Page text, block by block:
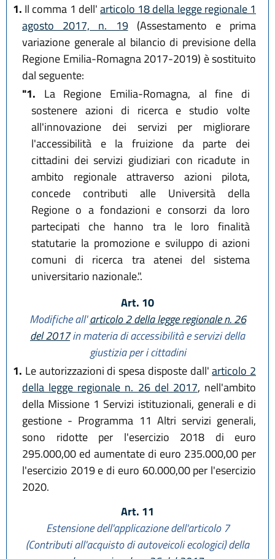
1. Il comma 1 dell'articolo 18 della legge regionale 1
agosto 2017, n. 19(Assestamento e prima
variazione generale al bilancio di previsione della
Regione Emilia-Romagna 2017-2019) è sostituito
dal seguente:
"1. La Regione Emilia-Romagna, al fine di
sostenere azioni di ricerca e studio volte
all'innovazione dei servizi per migliorare
l'accessibilità e la fruizione da parte dei
cittadini dei servizi giudiziari con ricadute in
ambito regionale attraverso azioni pilota,
concede contributi alle Università della
Regione o a fondazioni e consorzi da loro
partecipati che hanno tra le loro finalità
statutarie la promozione e sviluppo di azioni
comuni di ricerca tra atenei del sistema
universitario nazionale.".
Art. 10
Modifiche all'articolo 2 della legge regionale n. 26
del 2017in materia di accessibilità e servizi della
giustizia per i cittadini
1. Le autorizzazioni di spesa disposte dall'articolo 2
della legge regionale n. 26 del 2017, nell'ambito
della Missione 1 Servizi istituzionali, generali e di
gestione - Programma 11 Altri servizi generali,
sono ridotte per l'esercizio 2018 di euro
295.000,00 ed aumentate di euro 235.000,00 per
l'esercizio 2019 e di euro 60.000,00 per l'esercizio
2020.
Art. 11
Estensione dell'applicazione dell'articolo 7
(Contributi all'acquisto di autoveicoli ecologici) della